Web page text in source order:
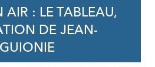
AIR : LE TABLEAU,
DE JEAN-